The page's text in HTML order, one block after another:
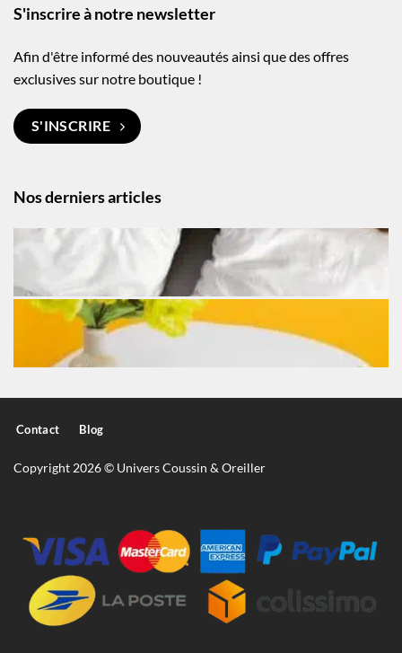
Nos derniers articles
S'inscrire à notre newsletter
Afin d'être informé des nouveautés ainsi que des offres
exclusives sur notre boutique !
S'INSCRIRE
Contact Blog
Copyright 2026 © Univers Coussin & Oreiller